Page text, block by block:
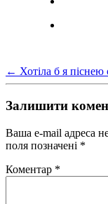
← Хотіла б я
Залишити
Ваша e-mail адреса
поля позначені *
Коментар *